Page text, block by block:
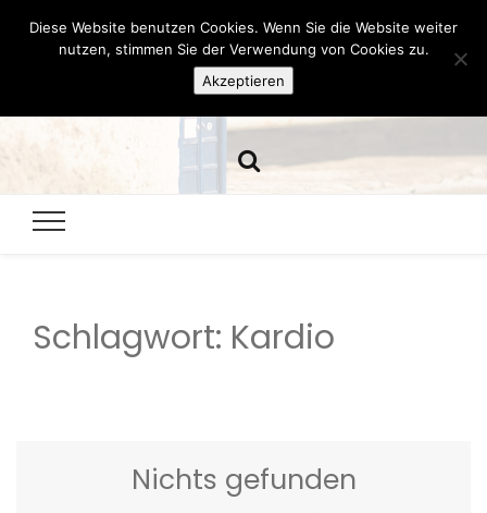
Hazamelistan
Schlagwort: Kardio
Nichts gefunden
Diese Website benutzen Cookies. Wenn Sie die Website weiter
nutzen, stimmen Sie der Verwendung von Cookies zu.
Akzeptieren